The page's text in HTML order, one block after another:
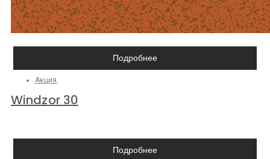
Подробнее
Акция
Windzor 30
Подробнее